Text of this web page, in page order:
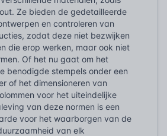
Ze bieden de gedetailleerde
en controleren van
zodat deze niet bezwijken
die erop werken, maar ook niet
Of het nu gaat om het
benodigde stempels onder een
of het dimensioneren van
voor het uiteindelijke
van deze normen is een
voor het waarborgen van de
van elk